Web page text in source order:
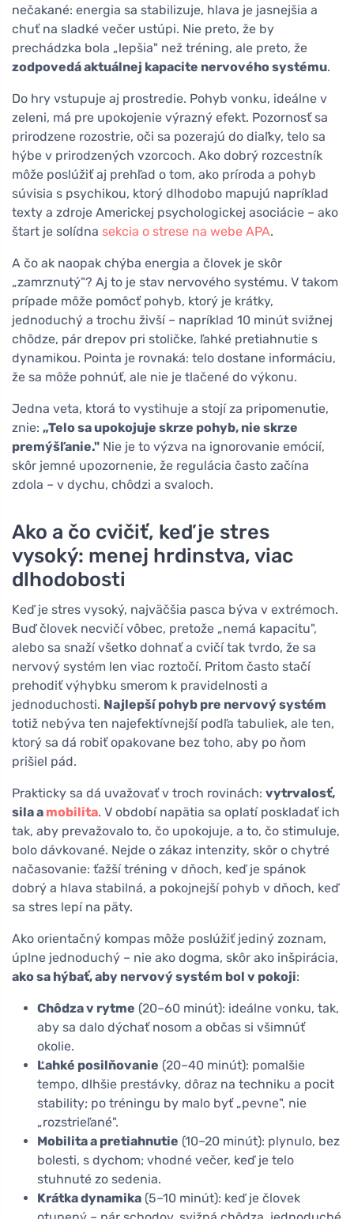
nečakané: energia sa stabilizuje, hlava je jasnejšia a
chuť na sladké večer ustúpi. Nie preto, že by
prechádzka bola „lepšia" než tréning, ale preto, že
zodpovedá aktuálnej kapacite nervového systému.
Do hry vstupuje aj prostredie. Pohyb vonku, ideálne v
zeleni, má pre upokojenie výrazný efekt. Pozornosť sa
prirodzene rozostrie, oči sa pozerajú do diaľky, telo sa
hýbe v prirodzených vzorcoch. Ako dobrý rozcestník
môže poslúžiť aj prehľad o tom, ako príroda a pohyb
súvisia s psychikou, ktorý dlhodobo mapujú napríklad
texty a zdroje Americkej psychologickej asociácie – ako
štart je solídna sekcia o strese na webe APA.
A čo ak naopak chýba energia a človek je skôr
„zamrznutý"? Aj to je stav nervového systému. V takom
prípade môže pomôcť pohyb, ktorý je krátky,
jednoduchý a trochu živší – napríklad 10 minút svižnej
chôdze, pár drepov pri stoličke, ľahké pretiahnutie s
dynamikou. Pointa je rovnaká: telo dostane informáciu,
že sa môže pohnúť, ale nie je tlačené do výkonu.
Jedna veta, ktorá to vystihuje a stojí za pripomenutie,
znie: „Telo sa upokojuje skrze pohyb, nie skrze
premýšľanie." Nie je to výzva na ignorovanie emócií,
skôr jemné upozornenie, že regulácia často začína
zdola – v dychu, chôdzi a svaloch.
Ako a čo cvičiť, keď je stres
vysoký: menej hrdinstva, viac
dlhodobosti
Keď je stres vysoký, najväčšia pasca býva v extrémoch.
Buď človek necvičí vôbec, pretože „nemá kapacitu",
alebo sa snaží všetko dohnať a cvičí tak tvrdo, že sa
nervový systém len viac roztočí. Pritom často stačí
prehodiť výhybku smerom k pravidelnosti a
jednoduchosti. Najlepší pohyb pre nervový systém
totiž nebýva ten najefektívnejší podľa tabuliek, ale ten,
ktorý sa dá robiť opakovane bez toho, aby po ňom
prišiel pád.
Prakticky sa dá uvažovať v troch rovinách: vytrvalosť,
sila a mobilita. V období napätia sa oplatí poskladať ich
tak, aby prevažovalo to, čo upokojuje, a to, čo stimuluje,
bolo dávkované. Nejde o zákaz intenzity, skôr o chytré
načasovanie: ťažší tréning v dňoch, keď je spánok
dobrý a hlava stabilná, a pokojnejší pohyb v dňoch, keď
sa stres lepí na päty.
Ako orientačný kompas môže poslúžiť jediný zoznam,
úplne jednoduchý – nie ako dogma, skôr ako inšpirácia,
ako sa hýbať, aby nervový systém bol v pokoji:
Chôdza v rytme (20–60 minút): ideálne vonku, tak,
aby sa dalo dýchať nosom a občas si všimnúť
okolie.
Ľahké posilňovanie (20–40 minút): pomalšie
tempo, dlhšie prestávky, dôraz na techniku a pocit
stability; po tréningu by malo byť „pevne", nie
„rozstrieľané".
Mobilita a pretiahnutie (10–20 minút): plynulo, bez
bolesti, s dychom; vhodné večer, keď je telo
stuhnuté zo sedenia.
Krátka dynamika (5–10 minút): keď je človek